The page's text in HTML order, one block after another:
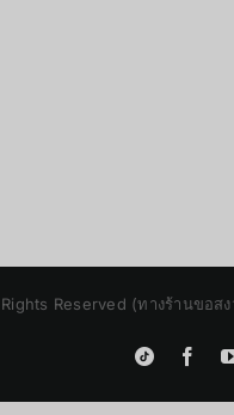
Reserved (ทางร้านขอ
Tiktok